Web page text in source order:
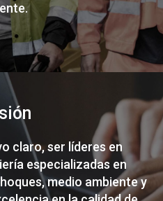
claro, ser líderes en
especializadas en
medio ambiente y